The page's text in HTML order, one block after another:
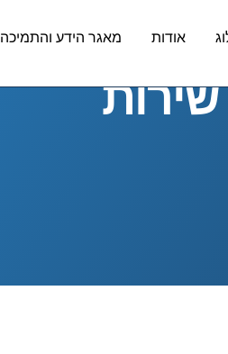
אודות מאגר הידע והתמיכה
שירות